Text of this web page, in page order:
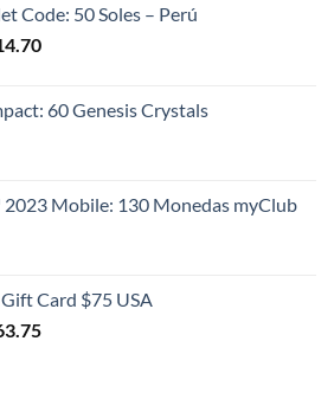
Code: 50 Soles – Perú
El
es:
60 Genesis Crystals
Mobile: 130 Monedas myClub
Card $75 USA
El